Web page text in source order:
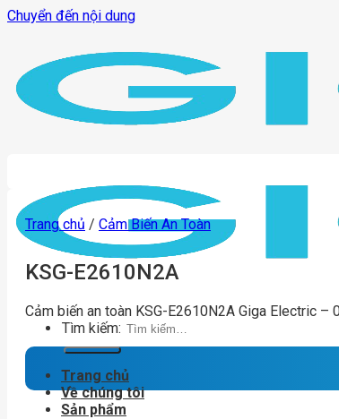
Chuyển đến nội dung
Tìm kiếm:
Trang chủ
Về chúng tôi
Sản phẩm
Trang chủ / Cảm Biến An Toàn
KSG-E2610N2A
Cảm biến an toàn KSG-E2610N2A Giga Electric